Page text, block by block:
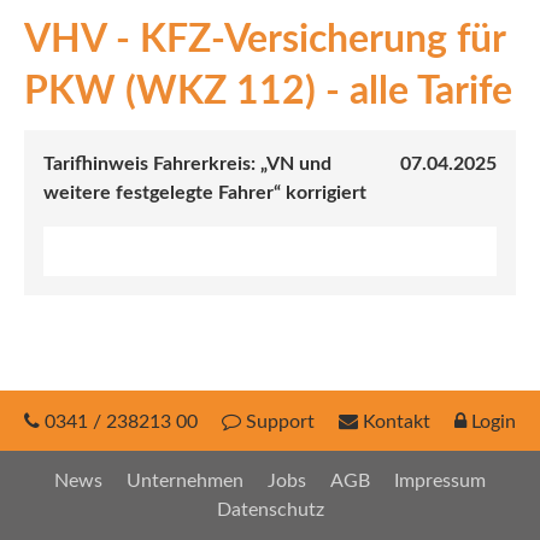
INEX
Sach
Kranken
VHV - KFZ-Versicherung für
PKW (WKZ 112) - alle Tarife
07.04.2025
Tarifhinweis Fahrerkreis: „VN und
weitere festgelegte Fahrer“ korrigiert
0341 / 238213 00 Support Kontakt Login
News Unternehmen Jobs AGB
Impressum
Datenschutz